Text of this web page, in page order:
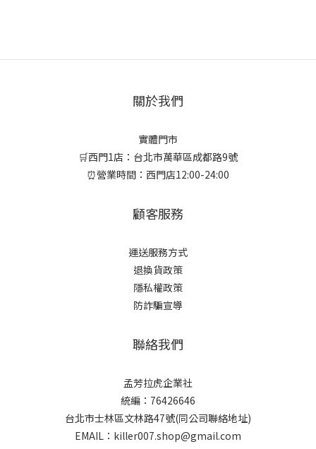
關於我們
實體門市
🛒西門1店：台北市萬華區成都路9號
⏰營業時間：西門店12:00-24:00
顧客服務
運送服務方式
退換貨政策
隱私權政策
防詐騙宣導
聯絡我們
孟芳拉虎企業社
統編：76426646
台北市士林區文林路47號(同公司聯絡地址)
EMAIL：killer007.shop@gmail.com